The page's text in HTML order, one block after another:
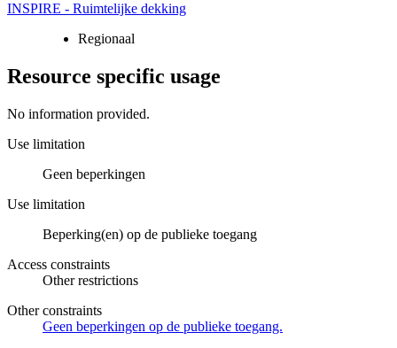
INSPIRE - Ruimtelijke dekking
Regionaal
Resource specific usage
No information provided.
Use limitation
Geen beperkingen
Use limitation
Beperking(en) op de publieke toegang
Access constraints
Other restrictions
Other constraints
Geen beperkingen op de publieke toegang.